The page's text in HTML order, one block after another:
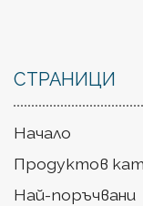
СТРАНИЦИ
Начало
Продуктов
Най-поръчвани